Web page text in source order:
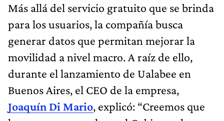
Más allá del servicio gratuito que se brinda
para los usuarios, la compañía busca
generar datos que permitan mejorar la
movilidad a nivel macro. A raíz de ello,
durante el lanzamiento de Ualabee en
Buenos Aires, el CEO de la empresa,
Joaquín Di Mario, explicó: “Creemos que